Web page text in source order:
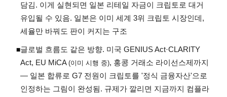
담김. 이게 실현되면 일본 리테일 자금이 크립토로 대거
유입될 수 있음. 일본은 이미 세계 3위 크립토 시장인데,
세율만 바꿔도 판이 커지는 구조
◾글로벌 흐름도 같은 방향. 미국 GENIUS Act·CLARITY
Act, EU MiCA (이미 시행 중), 홍콩 거래소 라이선스제까지
— 일본 합류로 G7 전원이 크립토를 '정식 금융자산'으로
인정하는 그림이 완성됨. 규제가 깔리면 지금까지 컴플라